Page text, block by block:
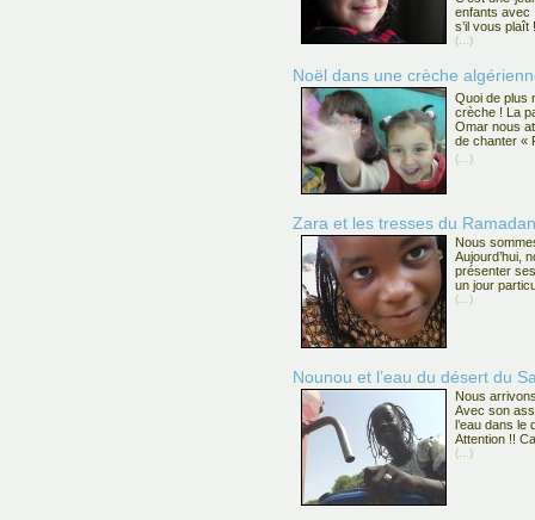
enfants avec
s’il vous plaît
(...)
Noël dans une crèche
Quoi de plus
crèche ! La
Omar nous
de chanter «
(...)
Zara et les tresses du Ramadan
Nous
Aujourd’hui,
présenter
un jour
(...)
Nounou et l’eau du désert du
Nous
Avec son
l’eau dans le
Attention !!
(...)